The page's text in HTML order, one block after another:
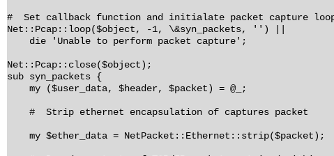
# Set callback function and initialate packet capture
Net::Pcap::loop($object, -1, \&syn_packets, '') ||
die 'Unable to perform packet capture';
Net::Pcap::close($object);
sub syn_packets {
my ($user_data, $header, $packet) = @_;
# Strip ethernet encapsulation of captures packet
my $ether_data = NetPacket::Ethernet::strip($packet);